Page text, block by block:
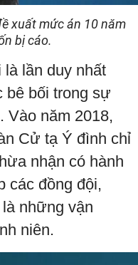
xuất mức án 10 năm
bị cáo.
lần duy nhất
bê bối trong sự
Vào năm 2018,
Cử tạ Ý đình chỉ
nhận có hành
các đồng đội,
những vận
niên.